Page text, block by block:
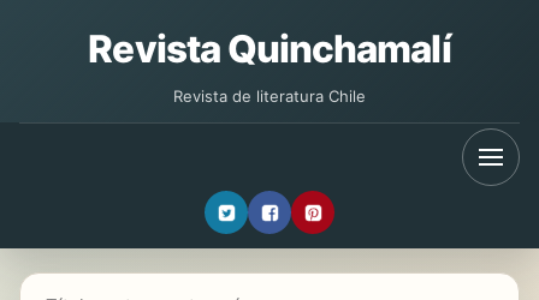
Revista Quinchamalí
Revista de literatura Chile